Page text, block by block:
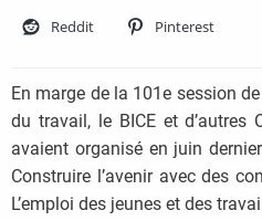
Reddit Pinterest
En marge de la 101e session
du travail, le BICE et d’autres
avaient organisé en juin
Construire l’avenir avec des
L’emploi des jeunes et des